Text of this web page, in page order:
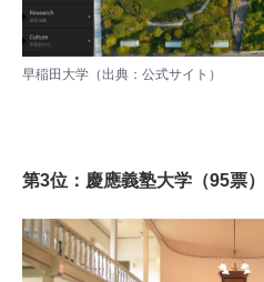
早稲田大学（出典： 公式サイト ）
第3位：慶應義塾大学（95票）